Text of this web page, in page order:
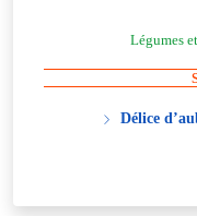
Légumes
Délice